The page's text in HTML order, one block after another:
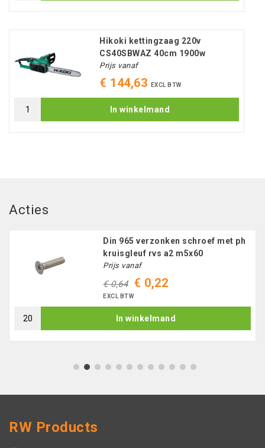
Hikoki kettingzaag 220v
CS40SBWAZ 40cm 1900w
Prijs vanaf
€ 144,63 EXCL BTW
In winkelmand
Acties
Din 965 verzonken schroef met ph
kruisgleuf rvs a2 m5x60
Prijs vanaf
€ 0,64 € 0,22
EXCL BTW
In winkelmand
1 2 3 4 5 6 7 8 9 10 11 12
RW Products